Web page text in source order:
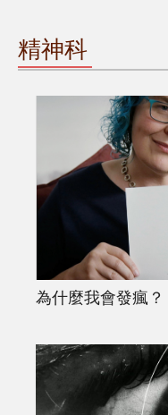
精神科
為什麼我會發瘋？